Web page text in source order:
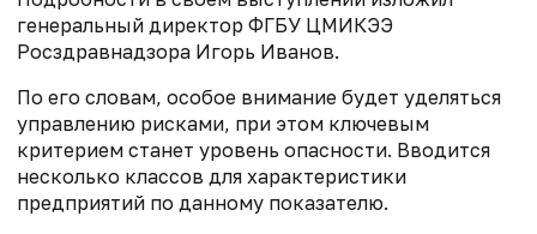
генеральный директор ФГБУ ЦМИКЭЭ
Росздравнадзора Игорь Иванов.
По его словам, особое внимание будет уделяться
управлению рисками, при этом ключевым
критерием станет уровень опасности. Вводится
несколько классов для характеристики
предприятий по данному показателю.